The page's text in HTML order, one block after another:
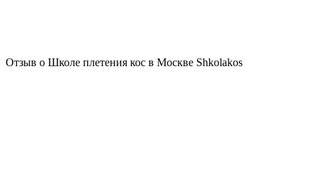
Отзыв о Школе плетения кос в Москве Shkolakos